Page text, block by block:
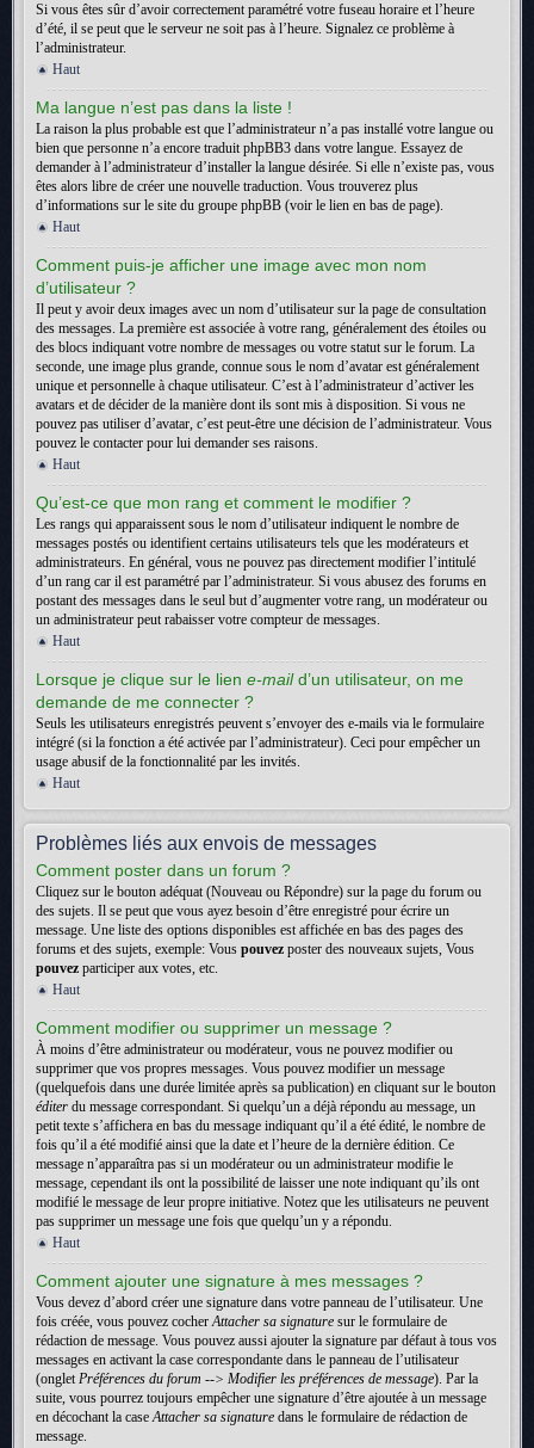
Si vous êtes sûr d’avoir correctement paramétré votre fuseau horaire et l’heure
d’été, il se peut que le serveur ne soit pas à l’heure. Signalez ce problème à
l’administrateur.
Haut
Ma langue n’est pas dans la liste !
La raison la plus probable est que l’administrateur n’a pas installé votre langue ou
bien que personne n’a encore traduit phpBB3 dans votre langue. Essayez de
demander à l’administrateur d’installer la langue désirée. Si elle n’existe pas, vous
êtes alors libre de créer une nouvelle traduction. Vous trouverez plus
d’informations sur le site du groupe phpBB (voir le lien en bas de page).
Haut
Comment puis-je afficher une image avec mon nom
d’utilisateur ?
Il peut y avoir deux images avec un nom d’utilisateur sur la page de consultation
des messages. La première est associée à votre rang, généralement des étoiles ou
des blocs indiquant votre nombre de messages ou votre statut sur le forum. La
seconde, une image plus grande, connue sous le nom d’avatar est généralement
unique et personnelle à chaque utilisateur. C’est à l’administrateur d’activer les
avatars et de décider de la manière dont ils sont mis à disposition. Si vous ne
pouvez pas utiliser d’avatar, c’est peut-être une décision de l’administrateur. Vous
pouvez le contacter pour lui demander ses raisons.
Haut
Qu’est-ce que mon rang et comment le modifier ?
Les rangs qui apparaissent sous le nom d’utilisateur indiquent le nombre de
messages postés ou identifient certains utilisateurs tels que les modérateurs et
administrateurs. En général, vous ne pouvez pas directement modifier l’intitulé
d’un rang car il est paramétré par l’administrateur. Si vous abusez des forums en
postant des messages dans le seul but d’augmenter votre rang, un modérateur ou
un administrateur peut rabaisser votre compteur de messages.
Haut
Lorsque je clique sur le lien e-maild’un utilisateur, on me
demande de me connecter ?
Seuls les utilisateurs enregistrés peuvent s’envoyer des e-mails via le formulaire
intégré (si la fonction a été activée par l’administrateur). Ceci pour empêcher un
usage abusif de la fonctionnalité par les invités.
Haut
Problèmes liés aux envois de messages
Comment poster dans un forum ?
Cliquez sur le bouton adéquat (Nouveau ou Répondre) sur la page du forum ou
des sujets. Il se peut que vous ayez besoin d’être enregistré pour écrire un
message. Une liste des options disponibles est affichée en bas des pages des
forums et des sujets, exemple: Vous pouvez poster des nouveaux sujets, Vous
pouvez participer aux votes, etc.
Haut
Comment modifier ou supprimer un message ?
À moins d’être administrateur ou modérateur, vous ne pouvez modifier ou
supprimer que vos propres messages. Vous pouvez modifier un message
(quelquefois dans une durée limitée après sa publication) en cliquant sur le bouton
éditer du message correspondant. Si quelqu’un a déjà répondu au message, un
petit texte s’affichera en bas du message indiquant qu’il a été édité, le nombre de
fois qu’il a été modifié ainsi que la date et l’heure de la dernière édition. Ce
message n’apparaîtra pas si un modérateur ou un administrateur modifie le
message, cependant ils ont la possibilité de laisser une note indiquant qu’ils ont
modifié le message de leur propre initiative. Notez que les utilisateurs ne peuvent
pas supprimer un message une fois que quelqu’un y a répondu.
Haut
Comment ajouter une signature à mes messages ?
Vous devez d’abord créer une signature dans votre panneau de l’utilisateur. Une
fois créée, vous pouvez cocherAttacher sa signature sur le formulaire de
rédaction de message. Vous pouvez aussi ajouter la signature par défaut à tous vos
messages en activant la case correspondante dans le panneau de l’utilisateur
(ongletPréférences du forum --> Modifier les préférences de message). Par la
suite, vous pourrez toujours empêcher une signature d’être ajoutée à un message
en décochant la caseAttacher sa signature dans le formulaire de rédaction de
message.